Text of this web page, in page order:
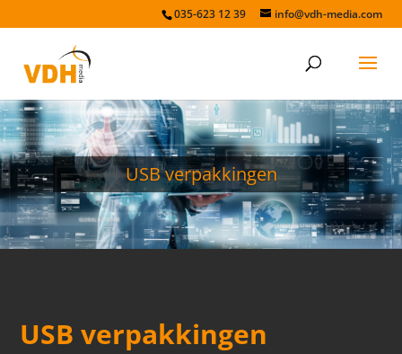
035-623 12 39 info@vdh-media.com
USB verpakkingen
USB verpakkingen